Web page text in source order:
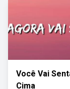
Você Vai
Cima